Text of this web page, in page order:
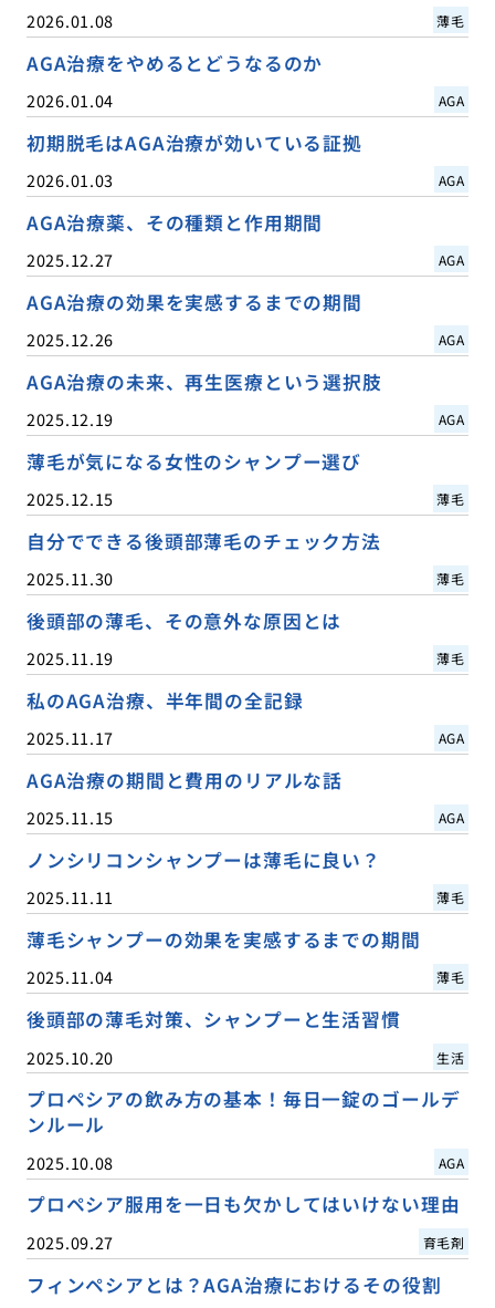
2026.01.08 薄毛
AGA治療をやめるとどうなるのか
2026.01.04 AGA
初期脱毛はAGA治療が効いている証拠
2026.01.03 AGA
AGA治療薬、その種類と作用期間
2025.12.27 AGA
AGA治療の効果を実感するまでの期間
2025.12.26 AGA
AGA治療の未来、再生医療という選択肢
2025.12.19 AGA
薄毛が気になる女性のシャンプー選び
2025.12.15 薄毛
自分でできる後頭部薄毛のチェック方法
2025.11.30 薄毛
後頭部の薄毛、その意外な原因とは
2025.11.19 薄毛
私のAGA治療、半年間の全記録
2025.11.17 AGA
AGA治療の期間と費用のリアルな話
2025.11.15 AGA
ノンシリコンシャンプーは薄毛に良い？
2025.11.11 薄毛
薄毛シャンプーの効果を実感するまでの期間
2025.11.04 薄毛
後頭部の薄毛対策、シャンプーと生活習慣
2025.10.20 生活
プロペシアの飲み方の基本！毎日一錠のゴールデ
ンルール
2025.10.08 AGA
プロペシア服用を一日も欠かしてはいけない理由
2025.09.27 育毛剤
フィンペシアとは？AGA治療におけるその役割